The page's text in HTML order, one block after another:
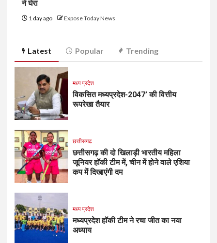
ने घेरा
1 day ago Expose Today News
Latest Popular Trending
मध्य प्रदेश
विकसित मध्यप्रदेश-2047’ की वित्तीय
रूपरेखा तैयार
छत्तीसगढ
छत्तीसगढ़ की दो खिलाड़ी भारतीय महिला
जूनियर हॉकी टीम में, चीन में होने वाले एशिया
कप में दिखाएंगी दम
मध्य प्रदेश
मध्यप्रदेश हॉकी टीम ने रचा जीत का नया
अध्याय